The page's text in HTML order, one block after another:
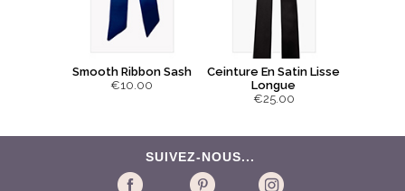
Smooth Ribbon Sash
€10.00
Ceinture En Satin Lisse
Longue
€25.00
SUIVEZ-NOUS...